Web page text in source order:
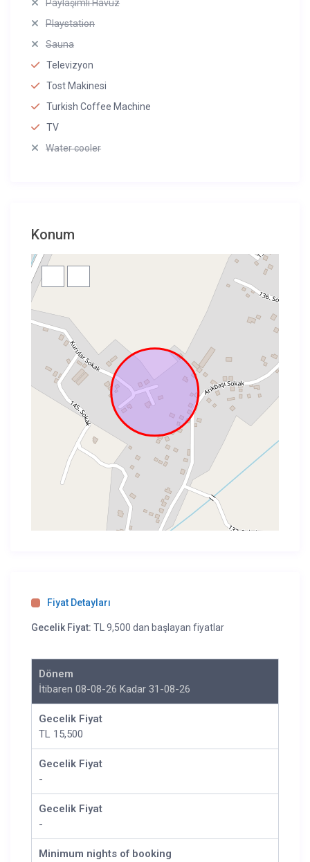
Paylaşımlı Havuz
Playstation
Sauna
Televizyon
Tost Makinesi
Turkish Coffee Machine
TV
Water cooler
Konum
Fiyat Detayları
Gecelik Fiyat: TL 9,500 dan başlayan fiyatlar
Dönem
İtibaren 08-08-26 Kadar 31-08-26
Gecelik Fiyat
TL 15,500
Gecelik Fiyat
-
Gecelik Fiyat
-
Minimum nights of booking